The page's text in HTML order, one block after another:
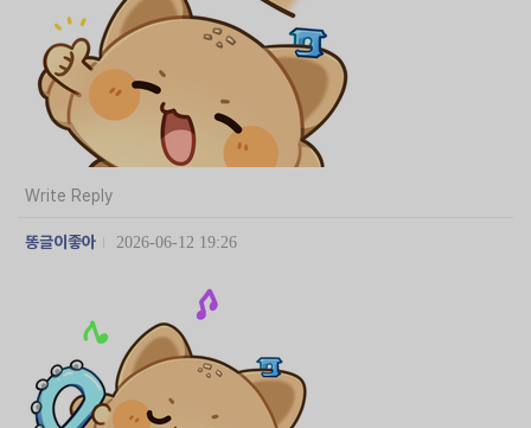
Write Reply
똥글이좋아 2026-06-12 19:26